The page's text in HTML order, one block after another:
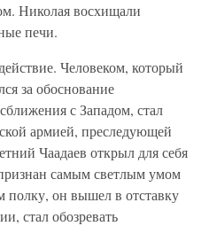
Николая восхищали
печи.
Человеком, который
за обоснование
с Западом, стал
армией, преследующей
Чаадаев открыл для себя
самым светлым умом
полку, он вышел в отставку
стал обозревать